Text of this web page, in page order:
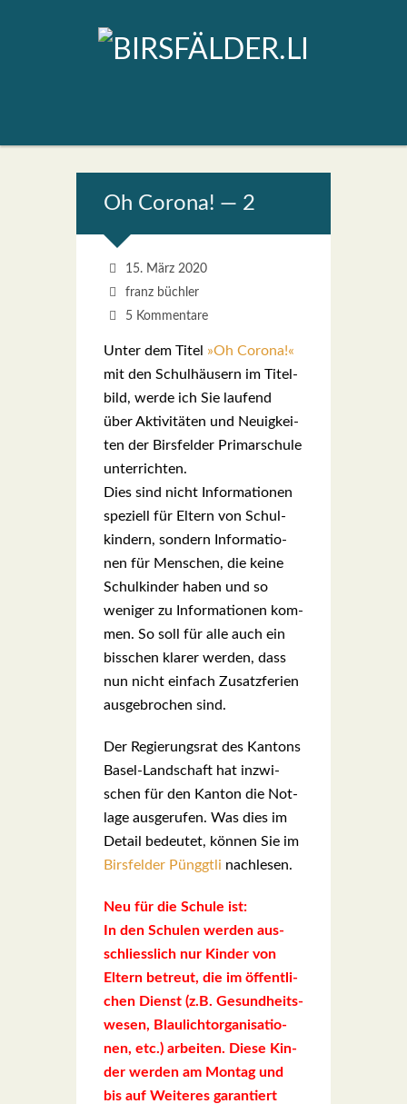
Oh Coro­na! — 2
15. März 2020
franz büchler
5 Kommentare
Unter dem Titel »Oh Coro­na!«
mit den Schul­häu­sern im Titel­
bild, wer­de ich Sie lau­fend
über Akti­vi­tä­ten und Neu­ig­kei­
ten der Birs­fel­der Pri­mar­schu­le
unter­rich­ten.
Dies sind nicht Infor­ma­tio­nen
spe­zi­ell für Eltern von Schul­
kin­dern, son­dern Infor­ma­tio­
nen für Men­schen, die kei­ne
Schul­kin­der haben und so
weni­ger zu Infor­ma­tio­nen kom­
men. So soll für alle auch ein
biss­chen kla­rer wer­den, dass
nun nicht ein­fach Zusatz­fe­ri­en
aus­ge­bro­chen sind.
Der Regie­rungs­rat des Kan­tons
Basel-Land­schaft hat inzwi­
schen für den Kan­ton die Not­
la­ge aus­ge­ru­fen. Was dies im
Detail bedeu­tet, kön­nen Sie im
Birs­fel­der Pünggt­li nach­le­sen.
Neu für die Schu­le ist:
In den Schu­len wer­den aus­
schliess­lich nur Kin­der von
Eltern betreut, die im öffent­li­
chen Dienst (z.B. Gesund­heits­
we­sen, Blau­licht­or­ga­ni­sa­tio­
nen, etc.) arbei­ten. Die­se Kin­
der wer­den am Mon­tag und
bis auf Wei­te­res garan­tiert